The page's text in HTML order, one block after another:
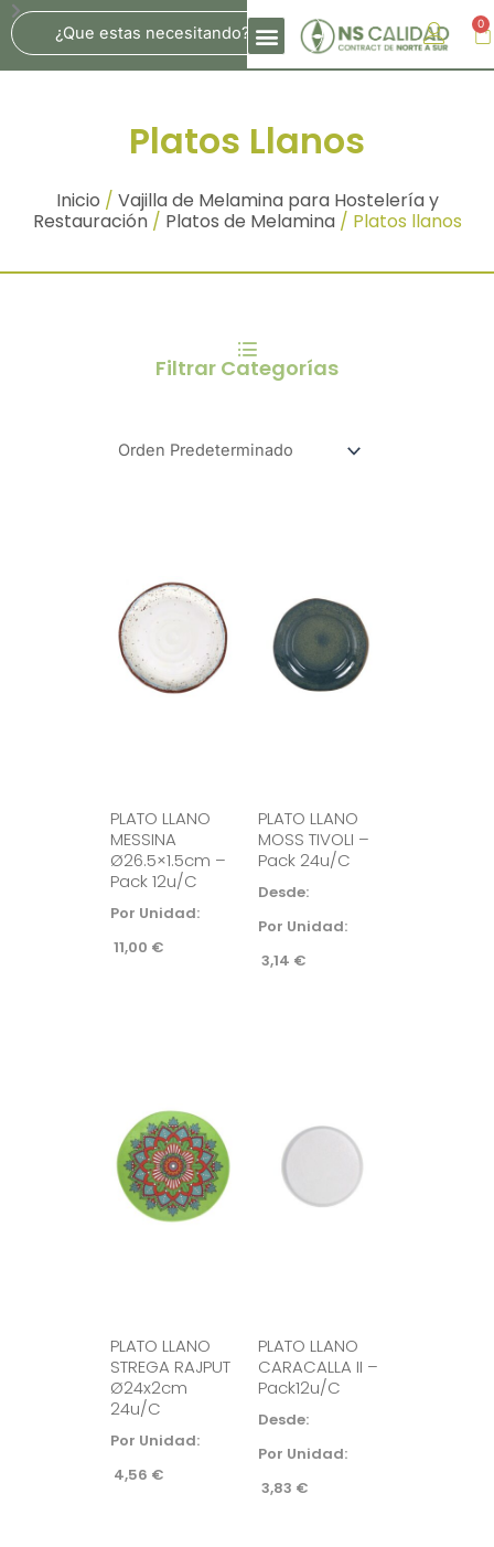
Al
Contenido
Search 0
Platos Llanos
Inicio / Vajilla de Melamina para Hostelería y
Restauración/ Platos de Melamina/ Platos llanos
Filtrar Categorías
PLATO LLANO
MESSINA
Ø26.5×1.5cm –
Pack 12u/c
Por Unidad:
11,00 €
PLATO LLANO
MOSS TIVOLI –
Pack 24u/c
Desde:
Por Unidad:
3,14 €
PLATO LLANO
STREGA RAJPUT
Ø24x2cm
24u/c
Por Unidad:
4,56 €
PLATO LLANO
CARACALLA II –
Pack12u/c
Desde:
Por Unidad:
3,83 €